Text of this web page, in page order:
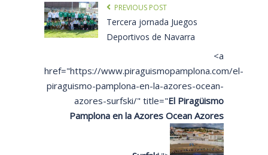
PREVIOUS POST
Tercera jornada Juegos
Deportivos de Navarra
<a
href="https://www.piraguismopamplona.com/el-
piraguismo-pamplona-en-la-azores-ocean-
azores-surfski/" title="El Piragüismo
Pamplona en la Azores Ocean Azores